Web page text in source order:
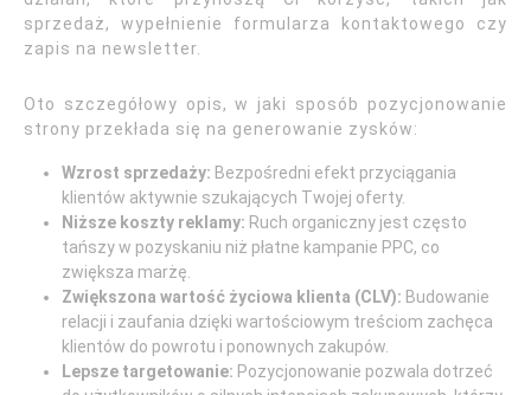
sprzedaż, wypełnienie formularza kontaktowego czy
zapis na newsletter.
Oto szczegółowy opis, w jaki sposób pozycjonowanie
strony przekłada się na generowanie zysków:
Wzrost sprzedaży: Bezpośredni efekt przyciągania
klientów aktywnie szukających Twojej oferty.
Niższe koszty reklamy: Ruch organiczny jest często
tańszy w pozyskaniu niż płatne kampanie PPC, co
zwiększa marżę.
Zwiększona wartość życiowa klienta (CLV): Budowanie
relacji i zaufania dzięki wartościowym treściom zachęca
klientów do powrotu i ponownych zakupów.
Lepsze targetowanie: Pozycjonowanie pozwala dotrzeć